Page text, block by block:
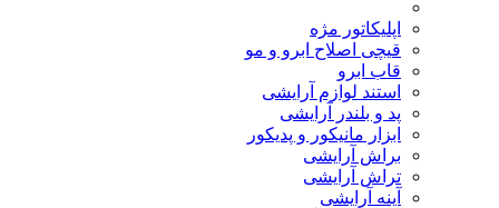
اپلیکاتور مژه
قیچی اصلاح ابرو و مو
قاب ابرو
استند لوازم آرایشی
پد و بلندر آرایشی
ابزار مانیکور و پدیکور
براش آرایشی
تراش آرایشی
آینه آرایشی